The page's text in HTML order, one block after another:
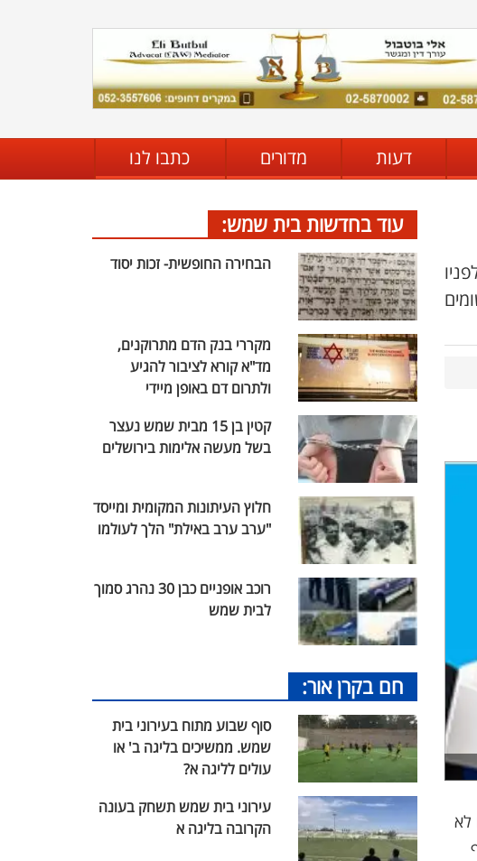
דעות מדורים כתבו לנו
ולפניו
החברים, בעלי זכות ההצבעה מעל ל-1000 רשומים
לא
עוד בחדשות בית שמש:
הבחירה החופשית- זכות יסוד
מקררי בנק הדם מתרוקנים,
מד"א קורא לציבור להגיע
ולתרום דם באופן מיידי
קטין בן 15 מבית שמש נעצר
בשל מעשה אלימות בירושלים
חלוץ העיתונות המקומית ומייסד
"ערב ערב באילת" הלך לעולמו
רוכב אופניים כבן 30 נהרג סמוך
לבית שמש
חם בקרן אור:
סוף שבוע מתוח בעירוני בית
שמש. ממשיכים בליגה ב' או
עולים לליגה א?
עירוני בית שמש תשחק בעונה
הקרובה בליגה א